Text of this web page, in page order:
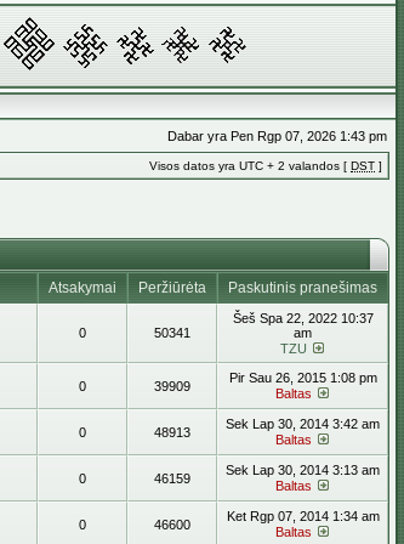
Dabar yra Pen Rgp 07, 2026 1:43 pm
Visos datos yra UTC + 2 valandos [ DST ]
Atsakymai Peržiūrėta Paskutinis pranešimas
0 50341
Šeš Spa 22, 2022 10:37
am
TZU
0 39909
Pir Sau 26, 2015 1:08 pm
Baltas
0 48913
Sek Lap 30, 2014 3:42 am
Baltas
0 46159
Sek Lap 30, 2014 3:13 am
Baltas
0 46600
Ket Rgp 07, 2014 1:34 am
Baltas